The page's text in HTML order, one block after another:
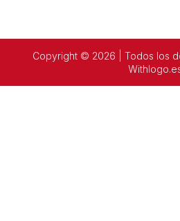
Copyright © 2026 | Todos los